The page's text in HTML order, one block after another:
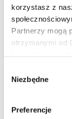
korzystasz z
Partnerzy mogą
otrzymanymi od
zgody
Niezbędne
Preferencje
Imperium zostało
stanowiąc
co wywalczyła
mandaloriańskiego